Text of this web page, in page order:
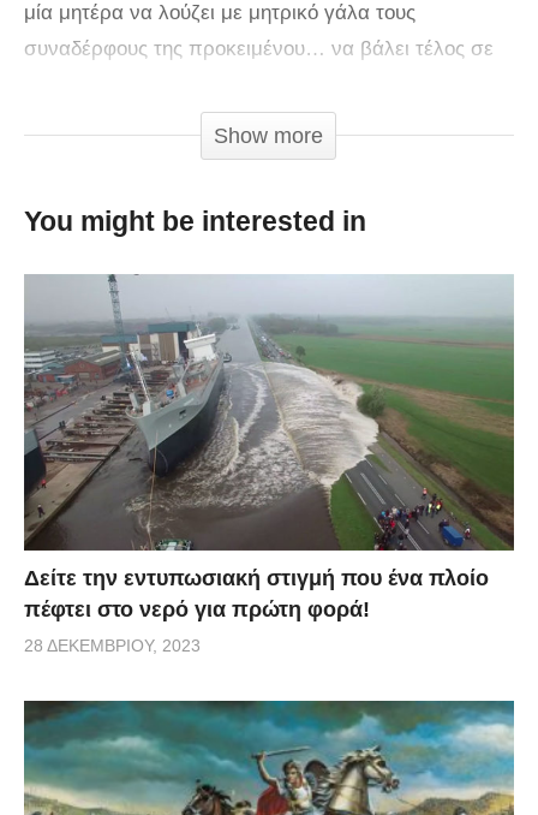
μία μητέρα να λούζει με μητρικό γάλα τους
συναδέρφους της προκειμένου… να βάλει τέλος σε
τη Daily Mail, η γυναίκα φέρεται να έπαθε κάποια
κρίση κατά τη διάρκεια ενός επαγγελματικού meeting
έβγαλε το στήθος της και άρχισε να… καταβρέχει
οποίοι βρίσκονταν δίπλα της δεν ήξεραν πώς να
αντιδράσουν στην παράξενη αυτή κίνηση οργής της
κυρίας, ωστόσο, έπειτα από λίγα δευτερόλεπτα ένας
από αυτούς προσπάθησε να καλύψει το στήθος της,
ενώ ένας άλλος επιχείρησε απλά απομακρύνει το
laptop του για να μην καταστραφεί από το γάλα της
συναδέλφου του!
Show more
You might be interested in
Δείτε την εντυπωσιακή στιγμή που ένα πλοίο
πέφτει στο νερό για πρώτη φορά!
28 ΔΕΚΕΜΒΡΊΟΥ, 2023